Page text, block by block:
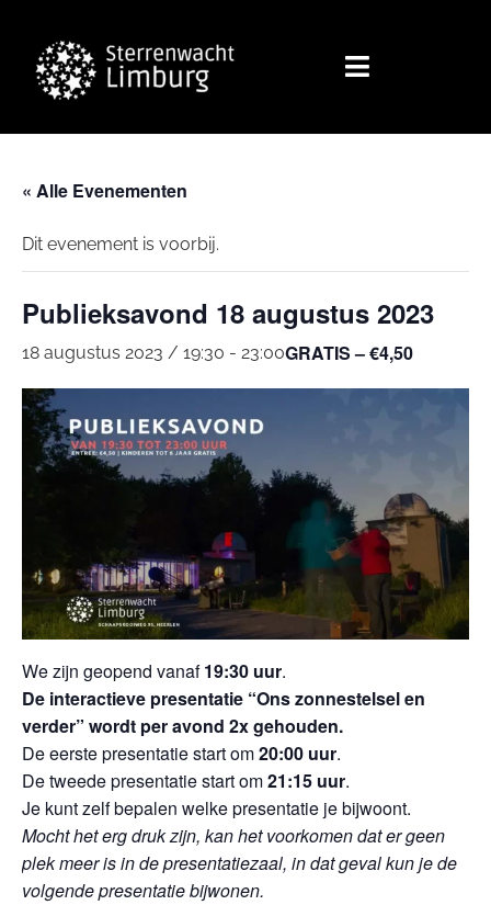
« Alle Evenementen
Dit evenement is voorbij.
Publieksavond 18 augustus 2023
18 augustus 2023 / 19:30 - 23:00GRATIS – €4,50
We zijn geopend vanaf19:30 uur.
De interactieve presentatie “Ons zonnestelsel en
verder” wordt per avond 2x gehouden.
De eerste presentatie start om20:00 uur.
De tweede presentatie start om21:15 uur.
Je kunt zelf bepalen welke presentatie je bijwoont.
Mocht het erg druk zijn, kan het voorkomen dat er geen
plek meer is in de presentatiezaal, in dat geval kun je de
volgende presentatie bijwonen.